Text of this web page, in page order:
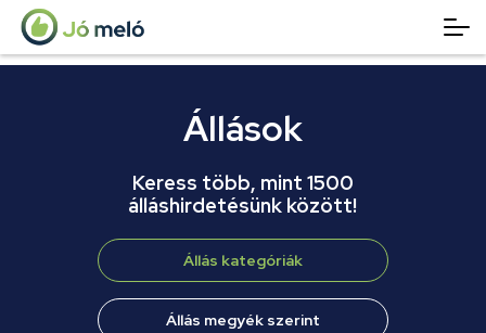
Állások
Keress több, mint 1500
álláshirdetésünk között!
Állás kategóriák
Állás megyék szerint